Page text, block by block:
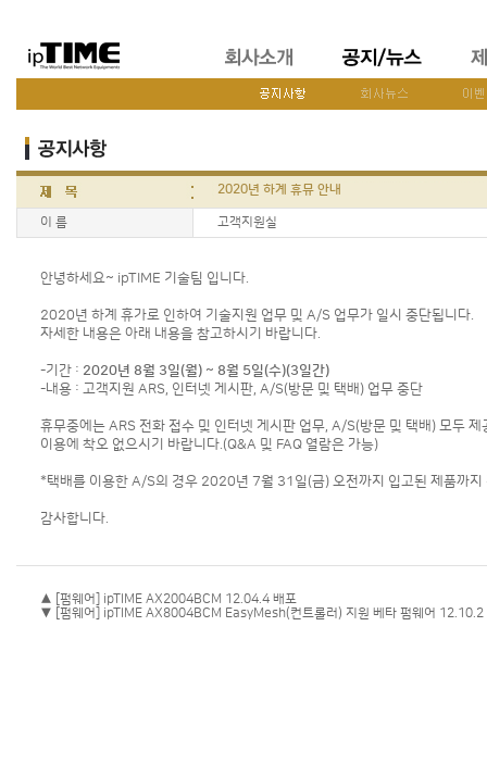
2020년 하계 휴뮤 안내
이 름 고객지원실
안녕하세요~ ipTIME 기술팀 입니다.
2020년 하계 휴가로 인하여 기술지원 업무 및 A/S 업무가 일시 중단됩니다.
자세한 내용은 아래 내용을 참고하시기 바랍니다.
-기간 : 2020년 8월 3일(월) ~ 8월 5일(수)(3일간)
-내용 : 고객지원 ARS, 인터넷 게시판, A/S(방문 및 택배) 업무 중단
휴무중에는 ARS 전화 접수 및 인터넷 게시판 업무, A/S(방문 및 택배) 모두 제
이용에 착오 없으시기 바랍니다.(Q&A 및 FAQ 열람은 가능)
*택배를 이용한 A/S의 경우 2020년 7월 31일(금) 오전까지 입고된 제품까지
감사합니다.
▲ [펌웨어] ipTIME AX2004BCM 12.04.4 배포
▼ [펌웨어] ipTIME AX8004BCM EasyMesh(컨트롤러) 지원 베타 펌웨어 12.10.2